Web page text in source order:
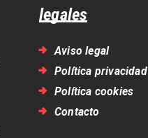
legales
Aviso legal
Política privacidad
Política cookies
Contacto